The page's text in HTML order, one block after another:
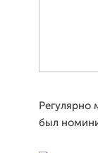
Регулярно
был